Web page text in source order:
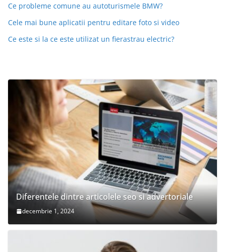
Ce probleme comune au autoturismele BMW?
Cele mai bune aplicatii pentru editare foto si video
Ce este si la ce este utilizat un fierastrau electric?
Diferentele dintre articolele seo si advertoriale
decembrie 1, 2024